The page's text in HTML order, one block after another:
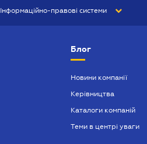
Інформаційно-правові системи
БУХГАЛТЕР ПРОФ
Блог
Новини компанії
Керівництва
Каталоги компаній
Теми в центрі уваги